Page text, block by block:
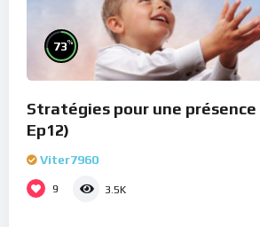
73%
Stratégies pour une présence
Ep12)
Viter7960
9 3.5K